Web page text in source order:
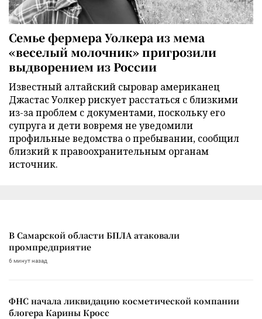
Семье фермера Уолкера из мема
«веселый молочник» пригрозили
выдворением из России
Известный алтайский сыровар американец
Джастас Уолкер рискует расстаться с близкими
из-за проблем с документами, поскольку его
супруга и дети вовремя не уведомили
профильные ведомства о пребывании, сообщил
близкий к правоохранительным органам
источник.
В Самарской области БПЛА атаковали
промпредприятие
6 минут назад
ФНС начала ликвидацию косметической компании
блогера Карины Кросс